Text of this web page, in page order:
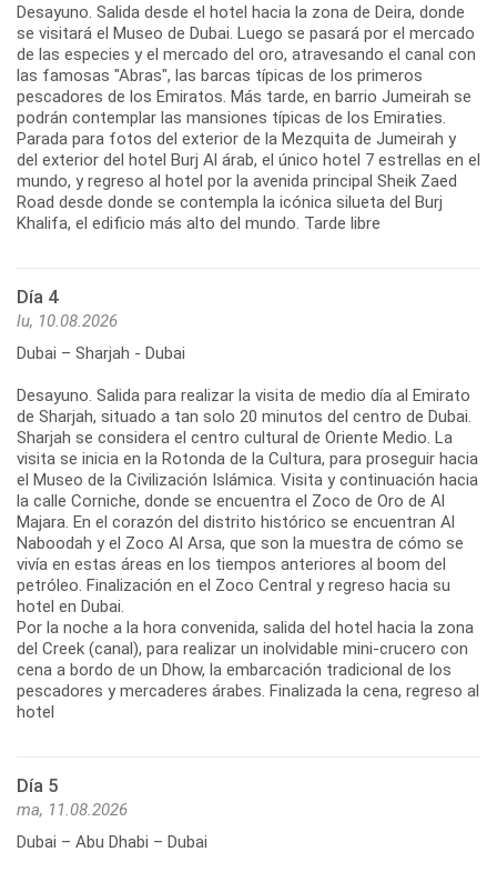
Desayuno. Salida desde el hotel hacia la zona de Deira, donde
se visitará el Museo de Dubai. Luego se pasará por el mercado
de las especies y el mercado del oro, atravesando el canal con
las famosas "Abras", las barcas típicas de los primeros
pescadores de los Emiratos. Más tarde, en barrio Jumeirah se
podrán contemplar las mansiones típicas de los Emiraties.
Parada para fotos del exterior de la Mezquita de Jumeirah y
del exterior del hotel Burj Al árab, el único hotel 7 estrellas en el
mundo, y regreso al hotel por la avenida principal Sheik Zaed
Road desde donde se contempla la icónica silueta del Burj
Khalifa, el edificio más alto del mundo. Tarde libre
Día 4
lu, 10.08.2026
Dubai – Sharjah - Dubai
Desayuno. Salida para realizar la visita de medio día al Emirato
de Sharjah, situado a tan solo 20 minutos del centro de Dubai.
Sharjah se considera el centro cultural de Oriente Medio. La
visita se inicia en la Rotonda de la Cultura, para proseguir hacia
el Museo de la Civilización Islámica. Visita y continuación hacia
la calle Corniche, donde se encuentra el Zoco de Oro de Al
Majara. En el corazón del distrito histórico se encuentran Al
Naboodah y el Zoco Al Arsa, que son la muestra de cómo se
vivía en estas áreas en los tiempos anteriores al boom del
petróleo. Finalización en el Zoco Central y regreso hacia su
hotel en Dubai.
Por la noche a la hora convenida, salida del hotel hacia la zona
del Creek (canal), para realizar un inolvidable mini-crucero con
cena a bordo de un Dhow, la embarcación tradicional de los
pescadores y mercaderes árabes. Finalizada la cena, regreso al
hotel
Día 5
ma, 11.08.2026
Dubai – Abu Dhabi – Dubai